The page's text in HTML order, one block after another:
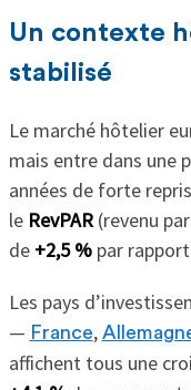
Un contexte
stabilisé
Le marché hôtelier
mais entre dans une
années de forte
le RevPAR(revenu
de +2,5 %par rapport
Les pays
— France,
affichent tous une